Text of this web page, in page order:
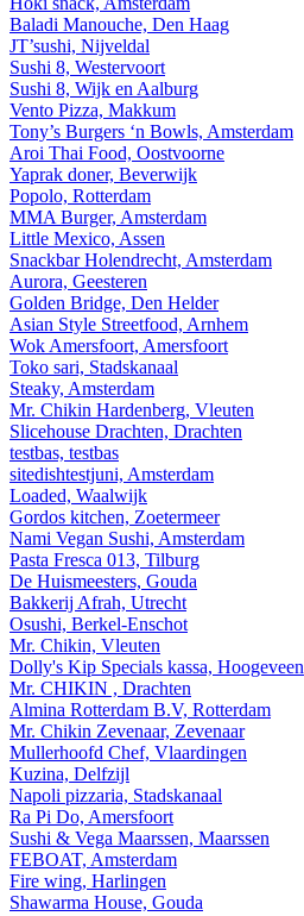
Baladi Manouche, Den Haag
JT’sushi, Nijveldal
Sushi 8, Westervoort
Sushi 8, Wijk en Aalburg
Vento Pizza, Makkum
Tony’s Burgers ‘n Bowls, Amsterdam
Aroi Thai Food, Oostvoorne
Yaprak doner, Beverwijk
Popolo, Rotterdam
MMA Burger, Amsterdam
Little Mexico, Assen
Snackbar Holendrecht, Amsterdam
Aurora, Geesteren
Golden Bridge, Den Helder
Asian Style Streetfood, Arnhem
Wok Amersfoort, Amersfoort
Toko sari, Stadskanaal
Steaky, Amsterdam
Mr. Chikin Hardenberg, Vleuten
Slicehouse Drachten, Drachten
testbas, testbas
sitedishtestjuni, Amsterdam
Loaded, Waalwijk
Gordos kitchen, Zoetermeer
Nami Vegan Sushi, Amsterdam
Pasta Fresca 013, Tilburg
De Huismeesters, Gouda
Bakkerij Afrah, Utrecht
Osushi, Berkel-Enschot
Mr. Chikin, Vleuten
Dolly's Kip Specials kassa, Hoogeveen
Mr. CHIKIN , Drachten
Almina Rotterdam B.V, Rotterdam
Mr. Chikin Zevenaar, Zevenaar
Mullerhoofd Chef, Vlaardingen
Kuzina, Delfzijl
Napoli pizzaria, Stadskanaal
Ra Pi Do, Amersfoort
Sushi & Vega Maarssen, Maarssen
FEBOAT, Amsterdam
Fire wing, Harlingen
Shawarma House, Gouda